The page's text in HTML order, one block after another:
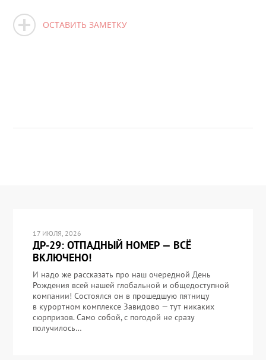
ОСТАВИТЬ ЗАМЕТКУ
17 ИЮЛЯ, 2026
ДР-29: ОТПАДНЫЙ НОМЕР — ВСЁ
ВКЛЮЧЕНО!
И надо же рассказать про наш очередной День
Рождения всей нашей глобальной и общедоступной
компании! Состоялся он в прошедшую пятницу
в курортном комплексе Завидово — тут никаких
сюрпризов. Само собой, с погодой не сразу
получилось…